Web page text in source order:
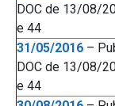
DOC de 13/08/
e 44
31/05/2016 –
DOC de 13/08/
e 44